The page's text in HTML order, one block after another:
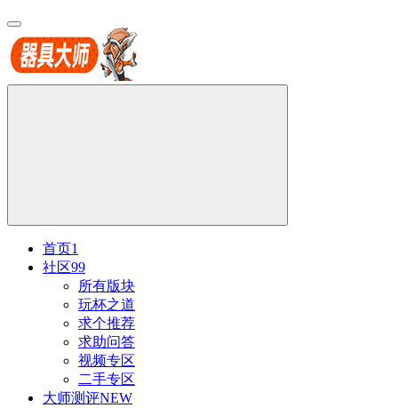
首页1
社区99
所有版块
玩杯之道
求个推荐
求助问答
视频专区
二手专区
大师测评NEW